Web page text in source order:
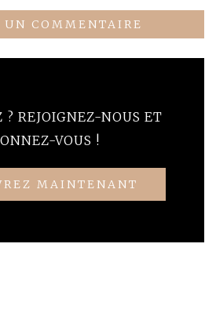
? REJOIGNEZ-NOUS ET
VOUS !
MAINTENANT